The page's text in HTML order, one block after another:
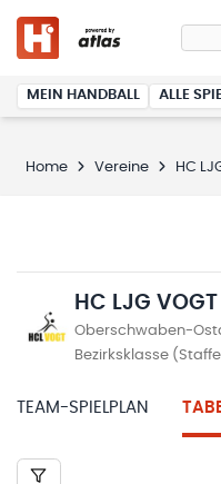
MEIN HANDBALL ALLE
Home Vereine HC
HC LJG VOGT
Oberschwaben-
Bezirksklasse
TEAM-SPIELPLAN